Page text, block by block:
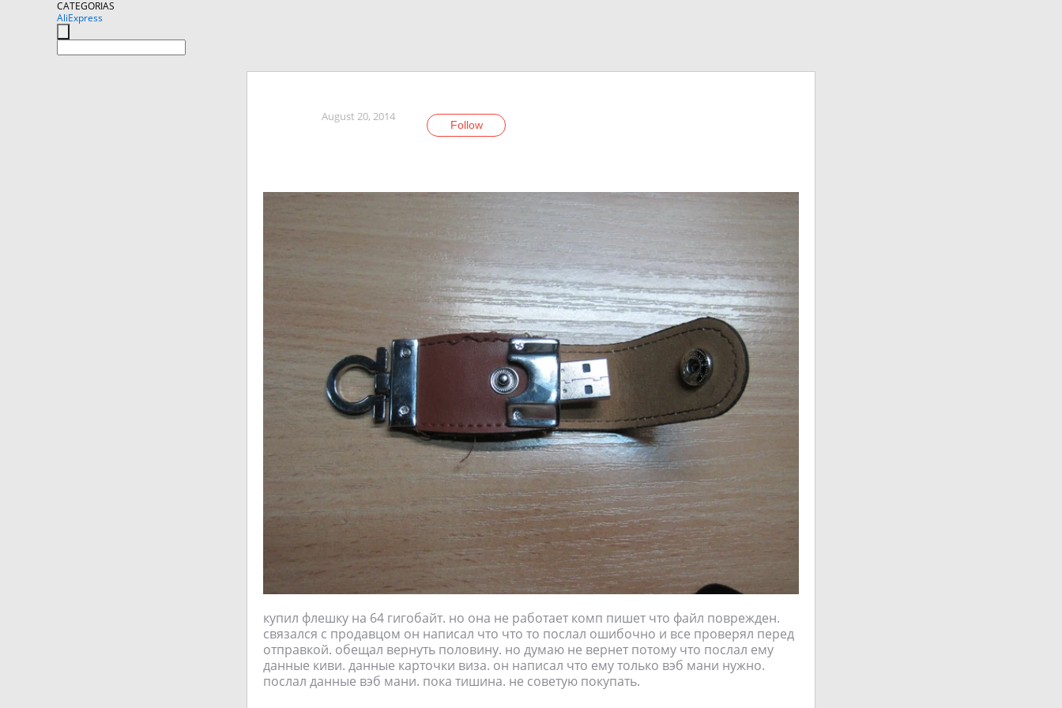
CATEGORIAS
AliExpress
August 20, 2014
Follow
купил флешку на 64 гигобайт. но она не работает комп пишет что файл поврежден.
связался с продавцом он написал что что то послал ошибочно и все проверял перед
отправкой. обещал вернуть половину. но думаю не вернет потому что послал ему
данные киви. данные карточки виза. он написал что ему только вэб мани нужно.
послал данные вэб мани. пока тишина. не советую покупать.